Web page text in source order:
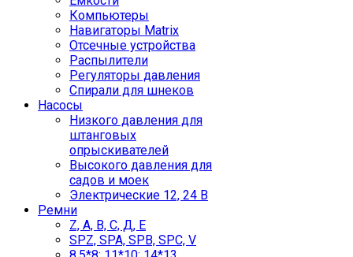
Компьютеры
Навигаторы Matrix
Отсечные устройства
Распылители
Регуляторы давления
Спирали для шнеков
Насосы
Низкого давления для
штанговых
опрыскивателей
Высокого давления для
садов и моек
Электрические 12, 24 В
Ремни
Z, А, В, С, Д, Е
SPZ, SPA, SPB, SPC, V